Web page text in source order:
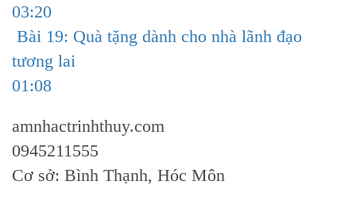
03:20
Bài 19: Quà tặng dành cho nhà lãnh đạo
tương lai
01:08
amnhactrinhthuy.com
0945211555
Cơ sở: Bình Thạnh, Hóc Môn